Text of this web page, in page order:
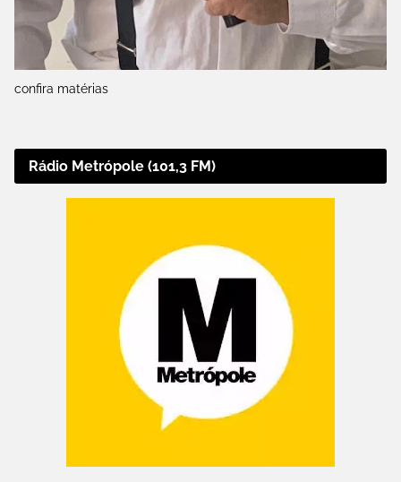
confira matérias
Rádio Metrópole (101,3 FM)